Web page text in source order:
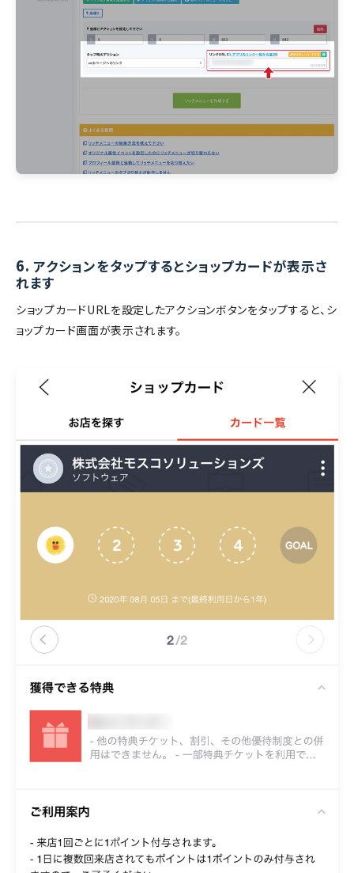
6. アクションをタップするとショップカードが表示さ
れます
ショップカードURLを設定したアクションボタンをタップすると、シ
ョップカード画面が表示されます。